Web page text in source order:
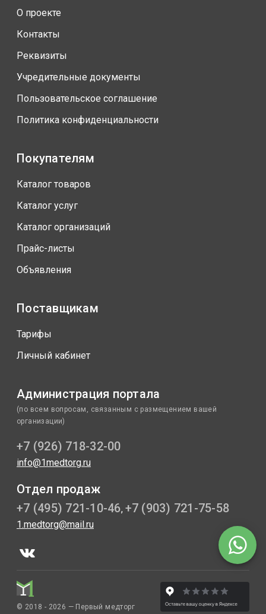
О проекте
Контакты
Реквизиты
Учредительные документы
Пользовательское соглашение
Политика конфиденциальности
Покупателям
Каталог товаров
Каталог услуг
Каталог организаций
Прайс-листы
Объявления
Поставщикам
Тарифы
Личный кабинет
Администрация портала
(по всем вопросам, связанным с размещением вашей
организации)
+7 (926) 718-32-00
info@1medtorg.ru
Отдел продаж
+7 (495) 721-10-46, +7 (903) 721-75-58
1.medtorg@mail.ru
© 2018 - 2026 — Первый медторг